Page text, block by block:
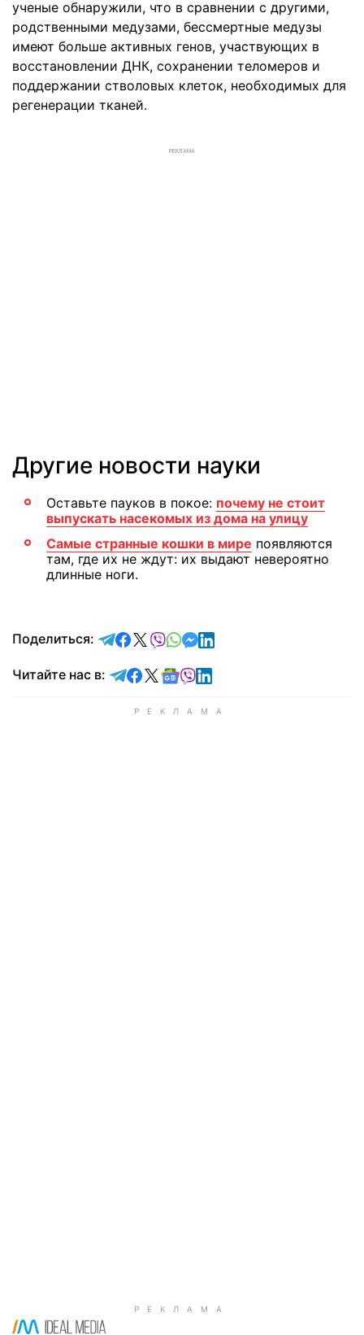
ученые обнаружили, что в сравнении с другими,
родственными медузами, бессмертные медузы
имеют больше активных генов, участвующих в
восстановлении ДНК, сохранении теломеров и
поддержании стволовых клеток, необходимых для
регенерации тканей.
РЕКЛАМА
Другие новости науки
Оставьте пауков в покое: почему не стоит
выпускать насекомых из дома на улицу
Самые странные кошки в мире появляются
там, где их не ждут: их выдают невероятно
длинные ноги.
Поделиться: отправить в Telegram
поделиться в Facebook
поделиться в X
отправить в Viber
отправить в Whatsapp
отправить в Messenger
отправить в LinkedIn
Читайте нас в: Читайте в Telegram
Читайте в Facebook
Читайте в X
Читайте в Google news
Читайте в Viber
Читайте в LinkedIn